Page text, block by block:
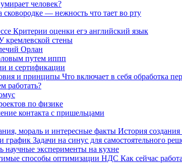
человек?
сковородке — нежность что тает во рту
Критерии оценки егэ английский язык
кремлевской стены
Орлан
путем иппп
и сертификации
и принципы Что включает в себя обработка
работать?
по физике
контакта с пришельцами
мораль и интересные факты История
Задачи на синус для самостоятельного
научные эксперименты на кухне
способы оптимизации НДС Как сейчас